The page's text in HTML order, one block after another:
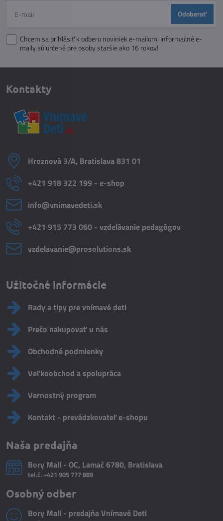
Odoberať
Chcem sa prihlásiť k odberu noviniek e-mailom. Informačné e-
maily sú určené pre osoby staršie ako 16 rokov!
Kontakty
Hroznová 3/A, Bratislava 831 01
+421 918 322 199 - e-shop
info​@vnimavedeti​.sk
+421 915 773 060 - vzdelávanie pedagógov
vzdelavanie​@prosolutions​.sk
Užitočné informácie
Rady a tipy pre vnímavé deti
Prečo nakupovať u nás
Obchodné podmienky
Veľkoobchod a spolupráca
Vernostný program
Kontakt - prevádzkovateľ e-shopu
Naša predajňa
Bory Mall - OC, Lamač 6780, Bratislava
tel.č.+421 905 777 889
Osobný odber
Bory Mall - predajňa Vnímavé Deti